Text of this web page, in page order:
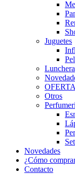
Juguetes
Lunchera
Otros
Novedades
¿Cómo
Contacto